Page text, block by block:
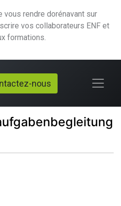
rendre dorénavant sur
vos collaborateurs ENF et
formations.
nous